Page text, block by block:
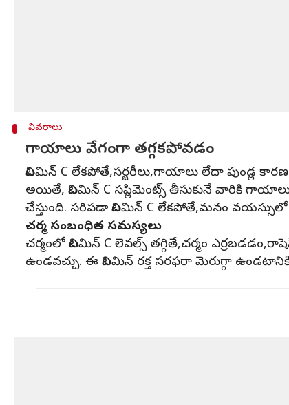
వివరాలు
గాయాలు వేగంగా తగ్గకపోవడం
విటమిన్ C లేకపోతే,సర్జరీలు,గాయాలు లేదా పుండ్ల
అయితే, విటమిన్ C సప్లిమెంట్స్ తీసుకునే వారికి
చేస్తుంది. సరిపడా విటమిన్ C లేకపోతే,మనం వయస్సులో
చర్మ సంబంధిత సమస్యలు
చర్మంలో విటమిన్ C లెవల్స్ తగ్గితే,చర్మం
ఉండవచ్చు. ఈ విటమిన్ రక్త సరఫరా మెరుగ్గా